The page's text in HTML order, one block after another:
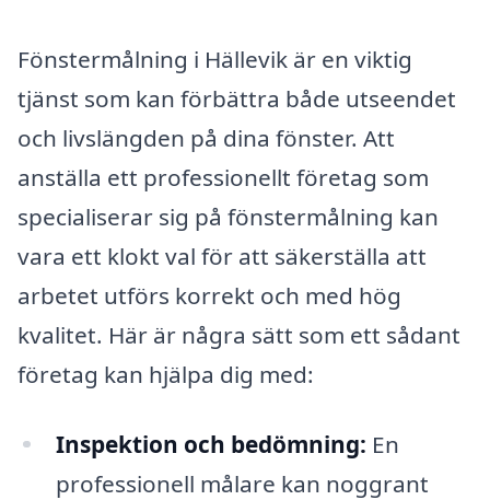
Fönstermålning i Hällevik är en viktig
tjänst som kan förbättra både utseendet
och livslängden på dina fönster. Att
anställa ett professionellt företag som
specialiserar sig på fönstermålning kan
vara ett klokt val för att säkerställa att
arbetet utförs korrekt och med hög
kvalitet. Här är några sätt som ett sådant
företag kan hjälpa dig med:
Inspektion och bedömning: En
professionell målare kan noggrant